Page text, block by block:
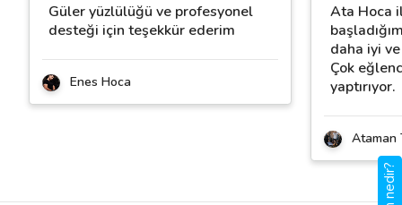
Güler yüzlülüğü ve profesyonel
desteği için teşekkür ederim
Enes Hoca
Ata Hoca
daha iyi
Çok
yaptırıyor.
Ataman